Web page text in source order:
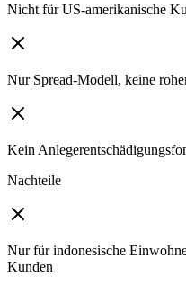
Nicht für US-amerikanische
Nur Spread-Modell, keine
Kein
Nachteile
Nur für indonesische
Kunden